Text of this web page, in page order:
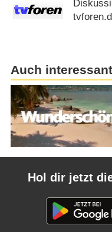
Auch
Hol dir jetzt